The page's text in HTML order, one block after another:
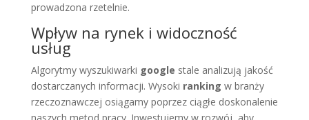
prowadzona rzetelnie.
Wpływ na rynek i widoczność
usług
Algorytmy wyszukiwarki google stale analizują jakość
dostarczanych informacji. Wysoki ranking w branży
rzeczoznawczej osiągamy poprzez ciągłe doskonalenie